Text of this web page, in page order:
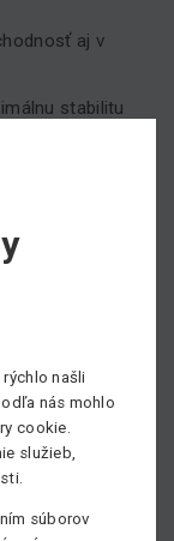
aj v
stabilitu
4390 RT
výškovej
V mateco
našli
nás mohlo
cookie.
služieb,
súborov